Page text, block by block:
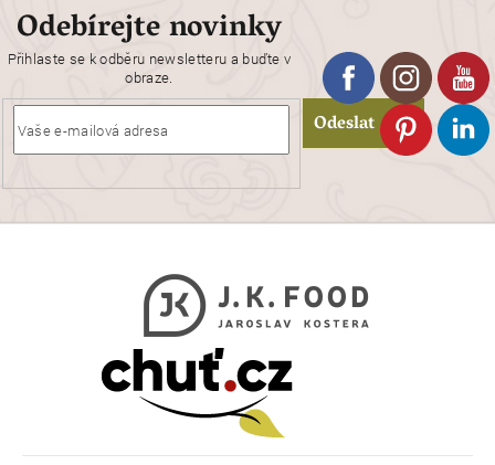
Odebírejte novinky
Přihlaste se k odběru newsletteru a buďte v
obraze.
Odeslat